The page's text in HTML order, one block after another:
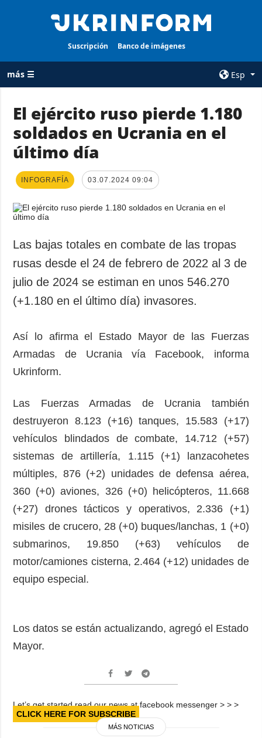
Suscripción Banco de imágenes
más ☰
Esp
TODAS LAS
CATEGORÍAS
Guerra
Reconstrucción
Política
Defensa
Sociedad y
Cultura
Deportes
Desastres y
emergencias
AGENCIA
privacidad y
protección de
ADICIONAL
Entrevistas
Video
Releases
imágenes
El ejército ruso pierde 1.180
soldados en Ucrania en el
último día
INFOGRAFÍA 03.07.2024 09:04
Las bajas totales en combate de las tropas
rusas desde el 24 de febrero de 2022 al 3 de
julio de 2024 se estiman en unos 546.270
(+1.180 en el último día) invasores.
Así lo afirma el Estado Mayor de las Fuerzas
Armadas de Ucrania vía Facebook, informa
Ukrinform.
Las Fuerzas Armadas de Ucrania también
destruyeron 8.123 (+16) tanques, 15.583 (+17)
vehículos blindados de combate, 14.712 (+57)
sistemas de artillería, 1.115 (+1) lanzacohetes
múltiples, 876 (+2) unidades de defensa aérea,
360 (+0) aviones, 326 (+0) helicópteros, 11.668
(+27) drones tácticos y operativos, 2.336 (+1)
misiles de crucero, 28 (+0) buques/lanchas, 1 (+0)
submarinos, 19.850 (+63) vehículos de
motor/camiones cisterna, 2.464 (+12) unidades de
equipo especial.
Los datos se están actualizando, agregó el Estado
Mayor.
Let’s get started read our news at facebook messenger > > >
CLICK HERE FOR SUBSCRIBE
MÁS NOTICIAS